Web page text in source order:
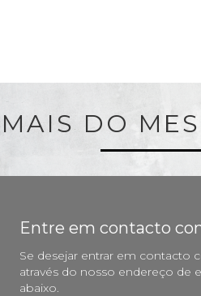
MAIS DO
Entre em contacto
Se desejar entrar em contacto
através do nosso endereço de
abaixo.